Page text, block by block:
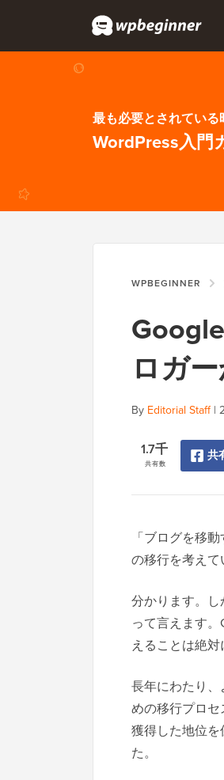
最も必要とされている
WordPress入門
WPBEGINNER
ロガ
By Editorial Staff|
共有数
1.7千 共
「ブログを移
の移行を考えて
分かります。
って言えます
えることは絶対
長年にわたり
めの移行プロ
獲得した地位
た。